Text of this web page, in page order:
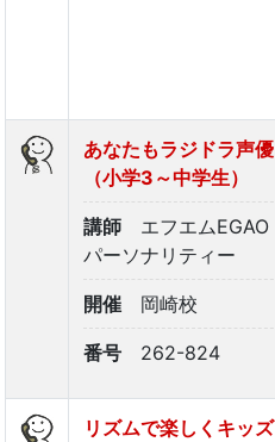
あなたもラジドラ声優
（小学3～中学生）
講師
エフエムEGAO
パーソナリティー
開催 岡崎校
番号 262-824
リズムで楽しくキッズ